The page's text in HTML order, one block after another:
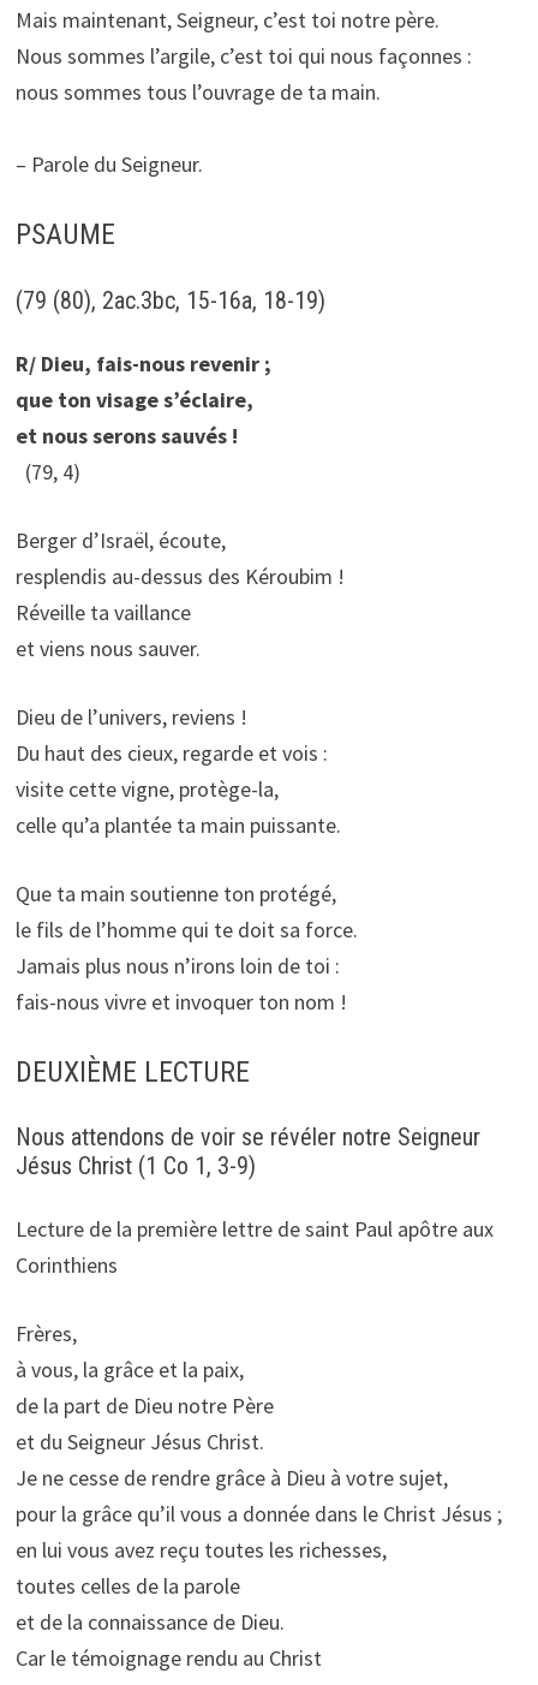
Mais maintenant, Seigneur, c’est toi notre père.
Nous sommes l’argile, c’est toi qui nous façonnes :
nous sommes tous l’ouvrage de ta main.
– Parole du Seigneur.
PSAUME
(79 (80), 2ac.3bc, 15-16a, 18-19)
R/ Dieu, fais-nous revenir ;
que ton visage s’éclaire,
et nous serons sauvés !
(79, 4)
Berger d’Israël, écoute,
resplendis au-dessus des Kéroubim !
Réveille ta vaillance
et viens nous sauver.
Dieu de l’univers, reviens !
Du haut des cieux, regarde et vois :
visite cette vigne, protège-la,
celle qu’a plantée ta main puissante.
Que ta main soutienne ton protégé,
le fils de l’homme qui te doit sa force.
Jamais plus nous n’irons loin de toi :
fais-nous vivre et invoquer ton nom !
DEUXIÈME LECTURE
Nous attendons de voir se révéler notre Seigneur
Jésus Christ (1 Co 1, 3-9)
Lecture de la première lettre de saint Paul apôtre aux
Corinthiens
Frères,
à vous, la grâce et la paix,
de la part de Dieu notre Père
et du Seigneur Jésus Christ.
Je ne cesse de rendre grâce à Dieu à votre sujet,
pour la grâce qu’il vous a donnée dans le Christ Jésus ;
en lui vous avez reçu toutes les richesses,
toutes celles de la parole
et de la connaissance de Dieu.
Car le témoignage rendu au Christ